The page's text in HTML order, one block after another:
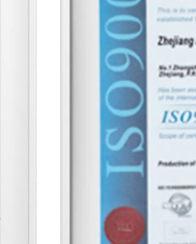
bieten.
Diese Borsten
Oberflächen
Ergonomischer
Die Form des
verringert und
Das Design
Aufwand
Rostfrei
Die